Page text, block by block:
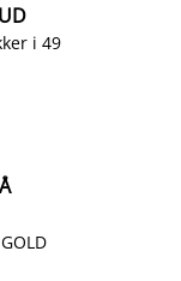
i 49